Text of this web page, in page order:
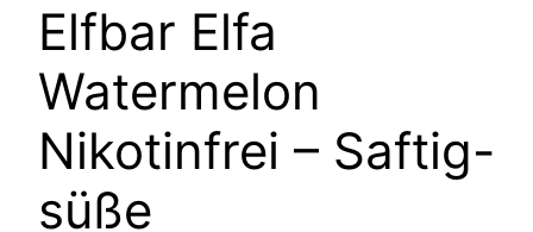
Elfbar Elfa
Watermelon
Nikotinfrei – Saftig-
süße